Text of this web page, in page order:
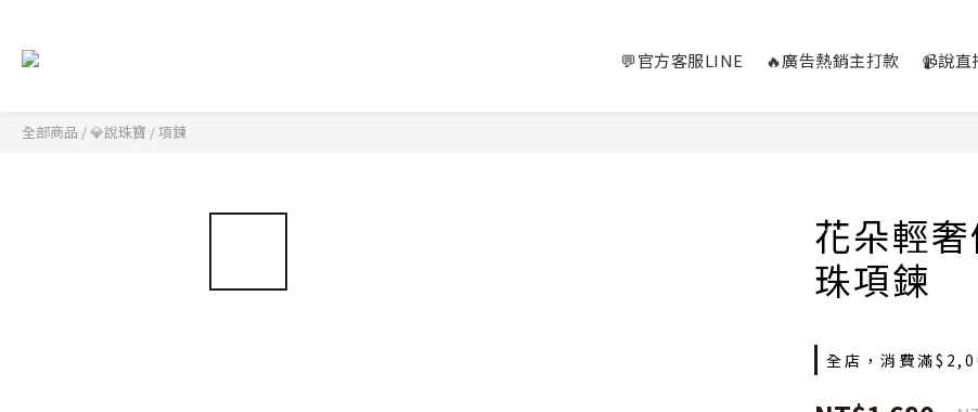
💬官方客服LINE 🔥廣告熱銷主打款 📹說直
全部商品 /💎說珠寶 /項鍊
花朵輕
珠項鍊
全店，消費滿